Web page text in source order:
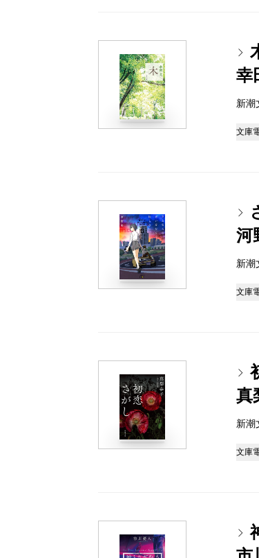
幸
新
文庫
河
新
文庫
真
新
文庫